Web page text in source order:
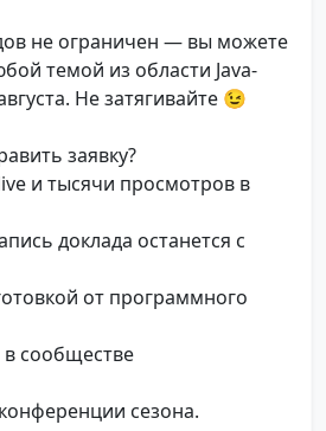
не ограничен — вы можете
темой из области Java-
Не затягивайте 😉
заявку?
и тысячи просмотров в
доклада останется с
от программного
сообществе
сезона.